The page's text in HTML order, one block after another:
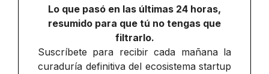
Lo que pasó en las últimas 24 horas,
resumido para que tú no tengas que
filtrarlo.
Suscríbete para recibir cada mañana la
curaduría definitiva del ecosistema startup